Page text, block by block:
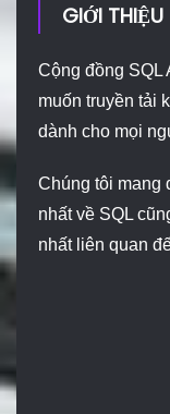
GIỚI THIỆU
Cộng đồng
muốn truyền tải
dành cho mọi
Chúng tôi mang
nhất về SQL
nhất liên quan